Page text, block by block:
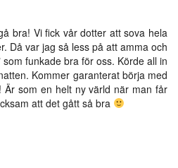
bra! Vi fick vår dotter att sova hela
Då var jag så less på att amma och
funkade bra för oss. Körde all in
Kommer garanterat börja med
Är som en helt ny värld när man får
att det gått så bra